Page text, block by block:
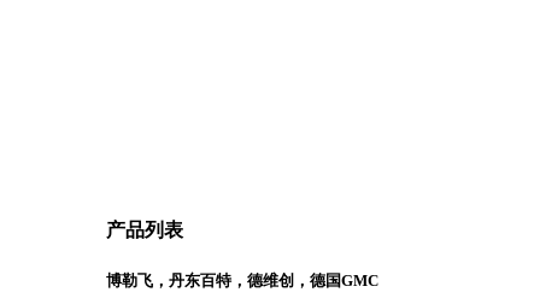
产品列表
博勒飞，丹东百特，德维创，德国GMC